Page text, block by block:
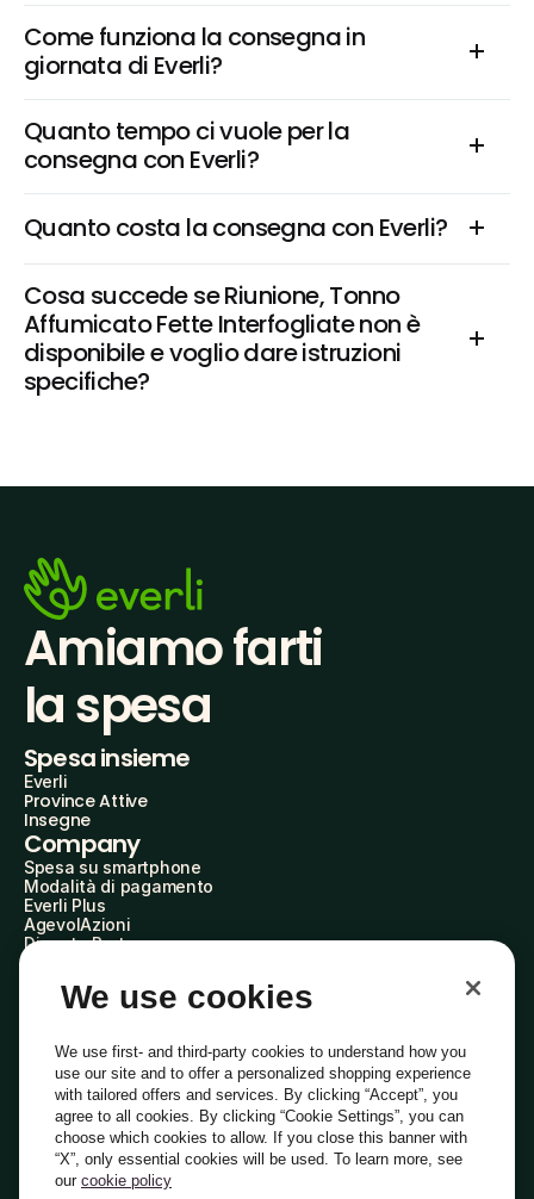
Come funziona la consegna in
giornata di Everli?
Quanto tempo ci vuole per la
consegna con Everli?
Quanto costa la consegna con Everli?
Cosa succede se Riunione, Tonno
Affumicato Fette Interfogliate non è
disponibile e voglio dare istruzioni
specifiche?
Amiamo farti
la spesa
Spesa insieme
Everli
Province Attive
Insegne
Company
Spesa su smartphone
Modalità di pagamento
Everli Plus
AgevolAzioni
Diventa Partner
Everli Shoppers
About Us
Everli News
Domande frequenti
Lavora con noi
Diventa Shopper
Investitori
PrivacyCookiePreferenze Cookie
Termini e CondizioniCodice Etico
Indirizzo PEC: everli@pec.it - indirizzo DPO: dpo@everli.com
We use cookies
We use first- and third-party cookies to understand how you
use our site and to offer a personalized shopping experience
with tailored offers and services. By clicking “Accept”, you
agree to all cookies. By clicking “Cookie Settings”, you can
choose which cookies to allow. If you close this banner with
“X”, only essential cookies will be used. To learn more, see
our cookie policy